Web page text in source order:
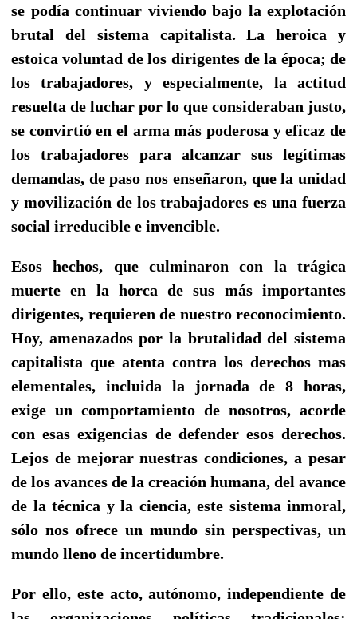
se podía continuar viviendo bajo la explotación
brutal del sistema capitalista. La heroica y
estoica voluntad de los dirigentes de la época; de
los trabajadores, y especialmente, la actitud
resuelta de luchar por lo que consideraban justo,
se convirtió en el arma más poderosa y eficaz de
los trabajadores para alcanzar sus legítimas
demandas, de paso nos enseñaron, que la unidad
y movilización de los trabajadores es una fuerza
social irreducible e invencible.
Esos hechos, que culminaron con la trágica
muerte en la horca de sus más importantes
dirigentes, requieren de nuestro reconocimiento.
Hoy, amenazados por la brutalidad del sistema
capitalista que atenta contra los derechos mas
elementales, incluida la jornada de 8 horas,
exige un comportamiento de nosotros, acorde
con esas exigencias de defender esos derechos.
Lejos de mejorar nuestras condiciones, a pesar
de los avances de la creación humana, del avance
de la técnica y la ciencia, este sistema inmoral,
sólo nos ofrece un mundo sin perspectivas, un
mundo lleno de incertidumbre.
Por ello, este acto, autónomo, independiente de